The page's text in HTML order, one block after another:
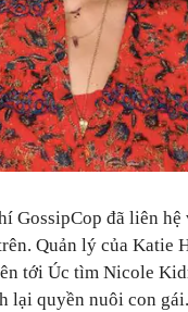
GossipCop đã liên
Quản lý của Katie
tới Úc tìm Nicole
lại quyền nuôi con